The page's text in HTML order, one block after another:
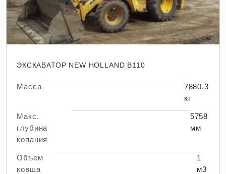
ЭКСКАВАТОР NEW HOLLAND B110
Масса
7880.3
кг
Макс.
глубина
копания
5758
мм
Объем
ковша
1
м3